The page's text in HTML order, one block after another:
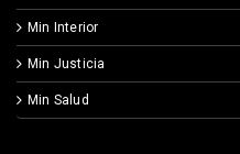
Min Interior
Min Justicia
Min Salud